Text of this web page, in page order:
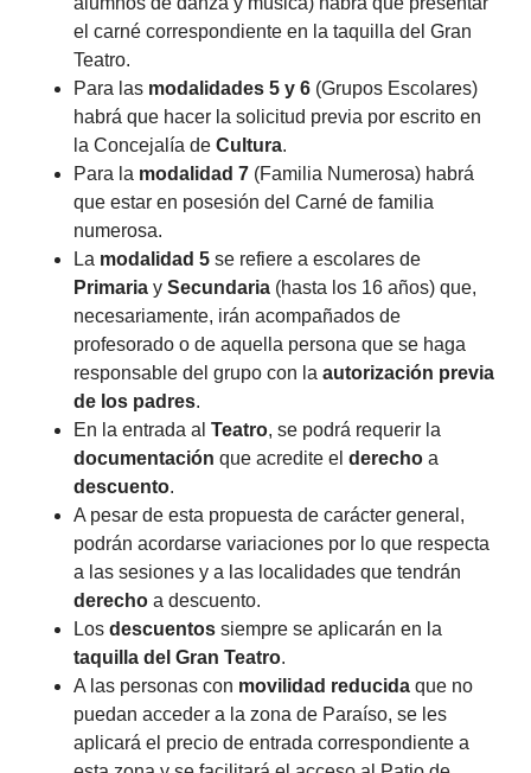
el carné correspondiente en la taquilla del Gran
Teatro.
Para las modalidades 5 y 6 (Grupos Escolares)
habrá que hacer la solicitud previa por escrito en
la Concejalía de Cultura.
Para la modalidad 7 (Familia Numerosa) habrá
que estar en posesión del Carné de familia
numerosa.
La modalidad 5 se refiere a escolares de
Primaria y Secundaria (hasta los 16 años) que,
necesariamente, irán acompañados de
profesorado o de aquella persona que se haga
responsable del grupo con la autorización previa
de los padres.
En la entrada al Teatro, se podrá requerir la
documentación que acredite el derecho a
descuento.
A pesar de esta propuesta de carácter general,
podrán acordarse variaciones por lo que respecta
a las sesiones y a las localidades que tendrán
derecho a descuento.
Los descuentos siempre se aplicarán en la
taquilla del Gran Teatro.
A las personas con movilidad reducida que no
puedan acceder a la zona de Paraíso, se les
aplicará el precio de entrada correspondiente a